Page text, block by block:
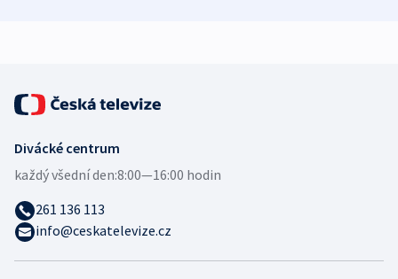
Divácké centrum
každý všední den:8:00—16:00 hodin
261 136 113
info@ceskatelevize.cz